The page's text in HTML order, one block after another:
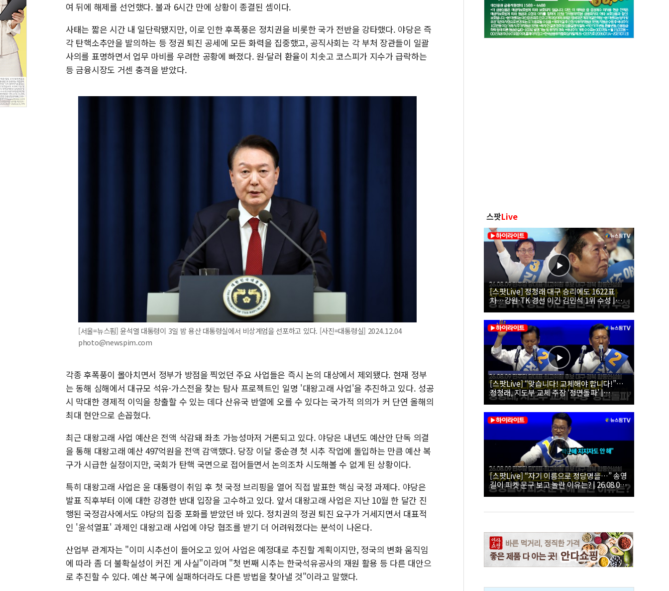
여 뒤에 해제를 선언했다. 불과 6시간 만에 상황이 종결된 셈이다.
사태는 짧은 시간 내 일단락됐지만, 이로 인한 후폭풍은 정치권을 비롯한 국가 전반을 강타했다. 야당은 즉
각 탄핵소추안을 발의하는 등 정권 퇴진 공세에 모든 화력을 집중했고, 공직사회는 각 부처 장관들이 일괄
사의를 표명하면서 업무 마비를 우려한 공황에 빠졌다. 원·달러 환율이 치솟고 코스피가 지수가 급락하는
등 금융시장도 거센 충격을 받았다.
[서울=뉴스핌] 윤석열 대통령이 3일 밤 용산 대통령실에서 비상계엄을 선포하고 있다. [사진=대통령실] 2024.12.04
photo@newspim.com
각종 후폭풍이 몰아치면서 정부가 방점을 찍었던 주요 사업들은 즉시 논의 대상에서 제외됐다. 현재 정부
는 동해 심해에서 대규모 석유·가스전을 찾는 탐사 프로젝트인 일명 '대왕고래 사업'을 추진하고 있다. 성공
시 막대한 경제적 이익을 창출할 수 있는 데다 산유국 반열에 오를 수 있다는 국가적 의의가 커 단연 올해의
최대 현안으로 손꼽혔다.
최근 대왕고래 사업 예산은 전액 삭감돼 좌초 가능성마저 거론되고 있다. 야당은 내년도 예산안 단독 의결
을 통해 대왕고래 예산 497억원을 전액 감액했다. 당장 이달 중순경 첫 시추 작업에 돌입하는 만큼 예산 복
구가 시급한 실정이지만, 국회가 탄핵 국면으로 접어들면서 논의조차 시도해볼 수 없게 된 상황이다.
특히 대왕고래 사업은 윤 대통령이 취임 후 첫 국정 브리핑을 열어 직접 발표한 핵심 국정 과제다. 야당은
발표 직후부터 이에 대한 강경한 반대 입장을 고수하고 있다. 앞서 대왕고래 사업은 지난 10월 한 달간 진
행된 국정감사에서도 야당의 집중 포화를 받았던 바 있다. 정치권의 정권 퇴진 요구가 거세지면서 대표적
인 '윤석열표' 과제인 대왕고래 사업에 야당 협조를 받기 더 어려워졌다는 분석이 나온다.
산업부 관계자는 "이미 시추선이 들어오고 있어 사업은 예정대로 추진할 계획이지만, 정국의 변화 움직임
에 따라 좀 더 불확실성이 커진 게 사실"이라며 "첫 번째 시추는 한국석유공사의 재원 활용 등 다른 대안으
로 추진할 수 있다. 예산 복구에 실패하더라도 다른 방법을 찾아낼 것"이라고 말했다.
스팟Live
[스팟Live] 정청래 대구 승리에도 1622표
차…강원·TK 경선 이긴 김민석 1위 수성 |
26.08.09 더불어민주당 당대표·최고위원 후
보 대구·경북 합동연설회
[스팟Live] “맞습니다! 교체해야 합니다!”…
정청래, 지도부 교체 주장 ‘정면돌파’ |
26.08.09 더불어민주당 당대표·최고위원 후
보 대구·경북 합동연설회
[스팟Live] “자기 이름으로 정당명을…” 송영
길이 피켓 문구 보고 놀란 이유는? | 26.08.09
더불어민주당 당대표·최고위원 후보 대구·경